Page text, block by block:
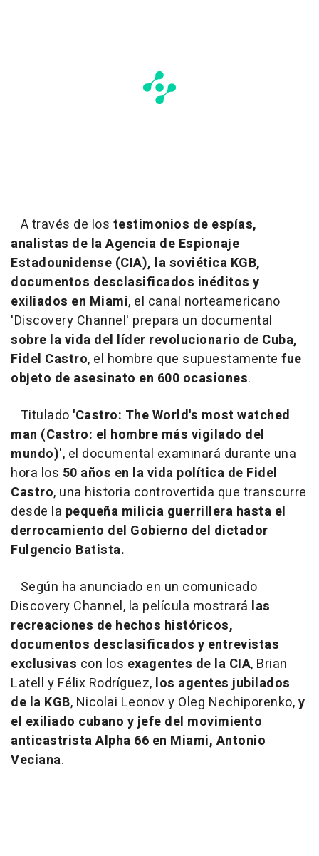
A través de los testimonios de espías,
analistas de la Agencia de Espionaje
Estadounidense (CIA), la soviética KGB,
documentos desclasificados inéditos y
exiliados en Miami, el canal norteamericano
'Discovery Channel' prepara un documental
sobre la vida del líder revolucionario de Cuba,
Fidel Castro, el hombre que supuestamente fue
objeto de asesinato en 600 ocasiones.
Titulado 'Castro: The World's most watched
man (Castro: el hombre más vigilado del
mundo)', el documental examinará durante una
hora los 50 años en la vida política de Fidel
Castro, una historia controvertida que transcurre
desde la pequeña milicia guerrillera hasta el
derrocamiento del Gobierno del dictador
Fulgencio Batista.
Según ha anunciado en un comunicado
Discovery Channel, la película mostrará las
recreaciones de hechos históricos,
documentos desclasificados y entrevistas
exclusivas con los exagentes de la CIA, Brian
Latell y Félix Rodríguez, los agentes jubilados
de la KGB, Nicolai Leonov y Oleg Nechiporenko,y
el exiliado cubano y jefe del movimiento
anticastrista Alpha 66 en Miami, Antonio
Veciana.